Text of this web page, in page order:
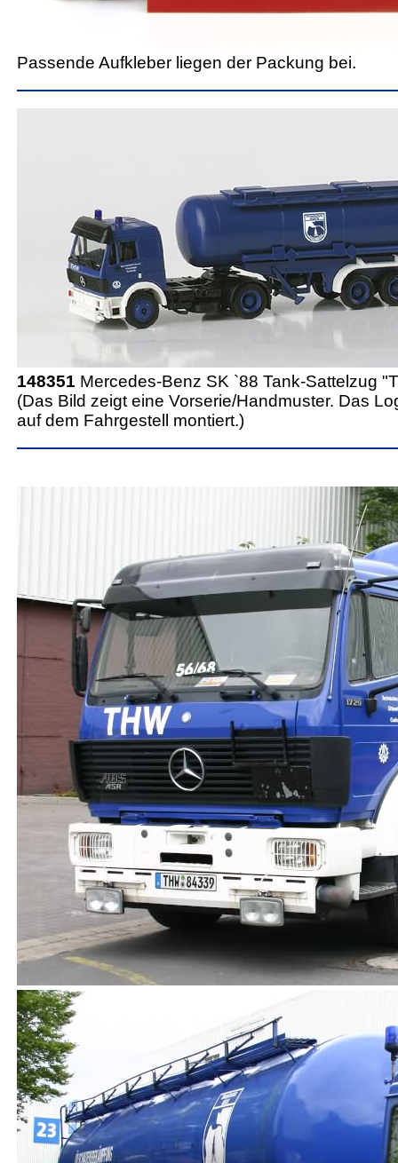
Passende Aufkleber liegen der Packung bei.
148351 Mercedes-Benz SK `88 Tank-Sattelzug
(Das Bild zeigt eine Vorserie/Handmuster. Das
auf dem Fahrgestell montiert.)